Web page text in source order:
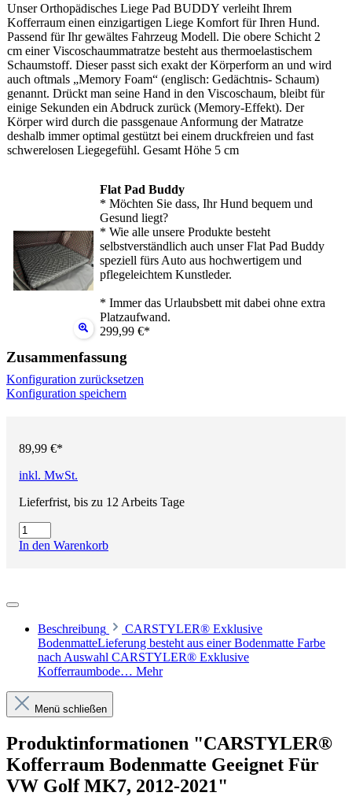
Unser Orthopädisches Liege Pad BUDDY verleiht Ihrem
Kofferraum einen einzigartigen Liege Komfort für Ihren Hund.
Passend für Ihr gewältes Fahrzeug Modell. Die obere Schicht 2
cm einer Viscoschaummatratze besteht aus thermoelastischem
Schaumstoff. Dieser passt sich exakt der Körperform an und wird
auch oftmals „Memory Foam“ (englisch: Gedächtnis- Schaum)
genannt. Drückt man seine Hand in den Viscoschaum, bleibt für
einige Sekunden ein Abdruck zurück (Memory-Effekt). Der
Körper wird durch die passgenaue Anformung der Matratze
deshalb immer optimal gestützt bei einem druckfreien und fast
schwerelosen Liegegefühl. Gesamt Höhe 5 cm
Flat Pad Buddy
* Möchten Sie dass, Ihr Hund bequem und
Gesund liegt?
* Wie alle unsere Produkte besteht
selbstverständlich auch unser Flat Pad Buddy
speziell fürs Auto aus hochwertigem und
pflegeleichtem Kunstleder.
* Immer das Urlaubsbett mit dabei ohne extra
Platzaufwand.
299,99 €*
Zusammenfassung
Konfiguration zurücksetzen
Konfiguration speichern
89,99 €*
inkl. MwSt.
Lieferfrist, bis zu 12 Arbeits Tage
In den Warenkorb
Beschreibung
CARSTYLER® Exklusive
BodenmatteLieferung besteht aus einer Bodenmatte Farbe
nach Auswahl CARSTYLER® Exklusive
Kofferraumbode… Mehr
Menü schließen
Produktinformationen "CARSTYLER®
Kofferraum Bodenmatte Geeignet Für
VW Golf MK7, 2012-2021"